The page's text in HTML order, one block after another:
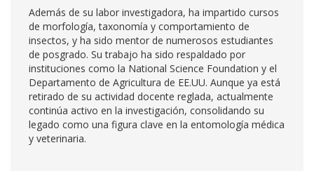
Además de su labor investigadora, ha impartido cursos
de morfología, taxonomía y comportamiento de
insectos, y ha sido mentor de numerosos estudiantes
de posgrado. Su trabajo ha sido respaldado por
instituciones como la National Science Foundation y el
Departamento de Agricultura de EE.UU. Aunque ya está
retirado de su actividad docente reglada, actualmente
continúa activo en la investigación, consolidando su
legado como una figura clave en la entomología médica
y veterinaria.